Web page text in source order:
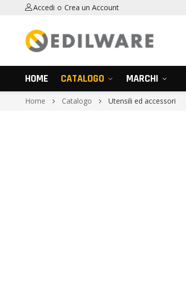
Accedi Crea un Account
HOME CATALOGO MARCHI
Home Catalogo Utensili ed accessori